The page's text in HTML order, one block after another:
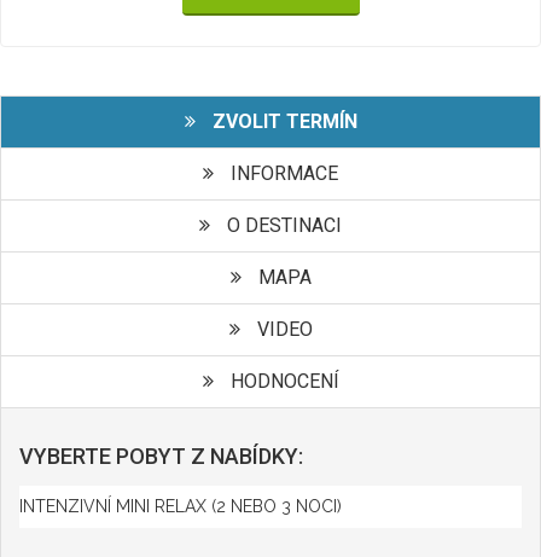
ZVOLIT TERMÍN
INFORMACE
O DESTINACI
MAPA
VIDEO
HODNOCENÍ
VYBERTE POBYT Z NABÍDKY: